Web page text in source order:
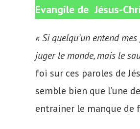
Evangile de Jésus-
« Si quelqu’un entend
juger le monde, mais le
foi sur ces paroles de
semble bien que l’une
entrainer le manque de